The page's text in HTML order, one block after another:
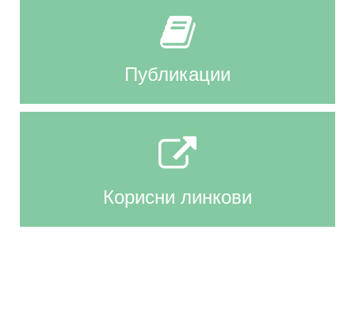
Публикации
Корисни линкови